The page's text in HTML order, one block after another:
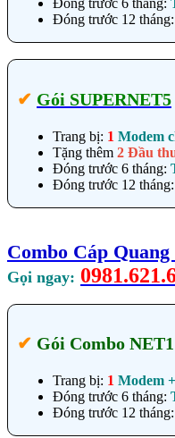
Đóng trước 12 tháng:
✔‎ Gói SUPERNET5
Trang bị: 1 Modem
Tặng thêm 2 Đầu
Đóng trước 6 tháng:
Đóng trước 12 tháng:
Combo Cáp
Gọi ngay:
✔‎ Gói Combo NET1
Trang bị: 1 Modem +
Đóng trước 6 tháng:
Đóng trước 12 tháng: